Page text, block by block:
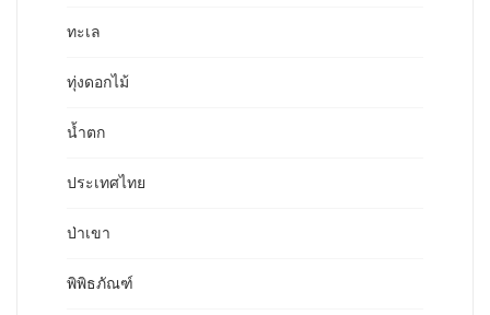
ทะเล
ทุ่งดอกไม้
น้ำตก
ประเทศไทย
ป่าเขา
พิพิธภัณฑ์